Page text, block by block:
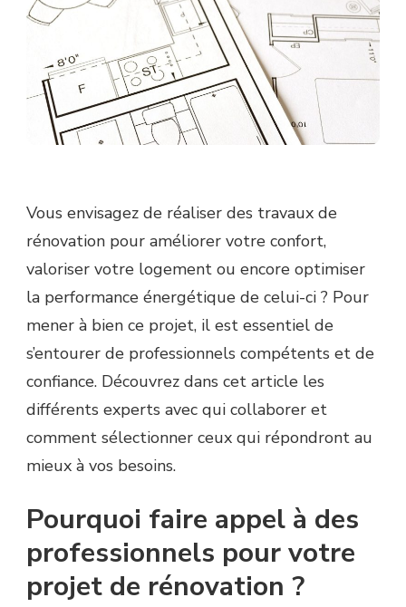
Vous envisagez de réaliser des travaux de
rénovation pour améliorer votre confort,
valoriser votre logement ou encore optimiser
la performance énergétique de celui-ci ? Pour
mener à bien ce projet, il est essentiel de
s’entourer de professionnels compétents et de
confiance. Découvrez dans cet article les
différents experts avec qui collaborer et
comment sélectionner ceux qui répondront au
mieux à vos besoins.
Pourquoi faire appel à des
professionnels pour votre
projet de rénovation ?